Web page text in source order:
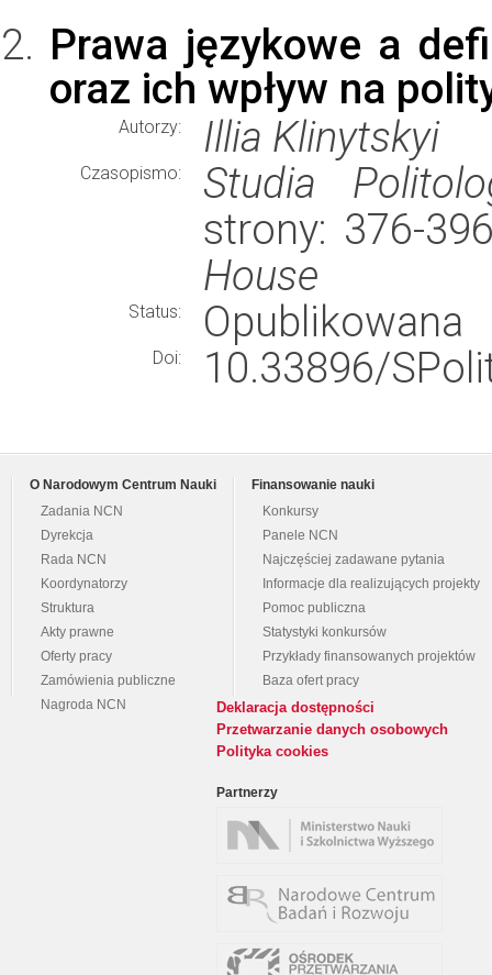
Prawa językowe a
oraz ich wpływ na
Autorzy: Illia Klinytskyi
Czasopismo:
Studia
strony: 376-
House
Status: Opublikowana
Doi: 10.33896/
O Narodowym Centrum Nauki
Zadania NCN
Dyrekcja
Rada NCN
Koordynatorzy
Struktura
Akty prawne
Oferty pracy
Zamówienia publiczne
Nagroda NCN
Finansowanie nauki
Konkursy
Panele NCN
Najczęściej zadawane pytania
Informacje dla realizujących projekty
Pomoc publiczna
Statystyki konkursów
Przykłady finansowanych projektów
Baza ofert pracy
Deklaracja dostępności
Przetwarzanie danych osobowych
Polityka cookies
Partnerzy